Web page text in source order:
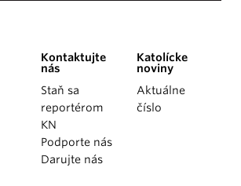
Kontaktujte
nás
Staň sa
reportérom
KN
Podporte nás
Darujte nás
Katolícke
noviny
Aktuálne
číslo